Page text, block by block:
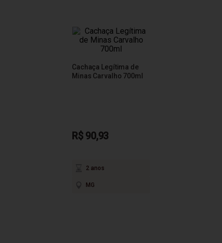
Cachaça Legítima de
Minas Carvalho 700ml
R$ 90,93
2 anos
MG